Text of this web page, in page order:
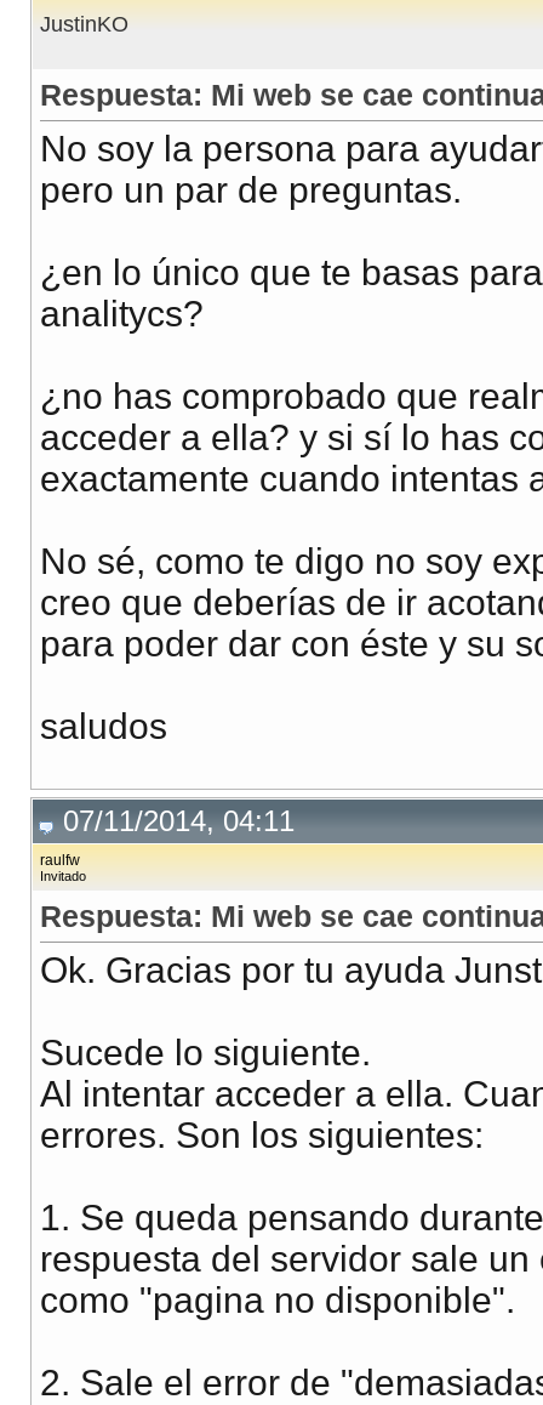
JustinKO
Respuesta: Mi web se cae
No soy la persona para
pero un par de preguntas.
¿en lo único que te basas
analitycs?
¿no has comprobado que
acceder a ella? y si sí lo has
exactamente cuando intentas
No sé, como te digo no soy
creo que deberías de ir
para poder dar con éste y su
saludos
07/11/2014, 04:11
raulfw
Invitado
Respuesta: Mi web se cae
Ok. Gracias por tu ayuda
Sucede lo siguiente.
Al intentar acceder a ella.
errores. Son los siguientes:
1. Se queda pensando
respuesta del servidor sale
como "pagina no disponible".
2. Sale el error de